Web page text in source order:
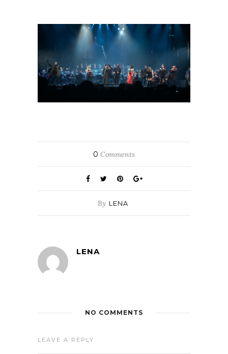
0 Comments
By LENA
LENA
NO COMMENTS
LEAVE A REPLY